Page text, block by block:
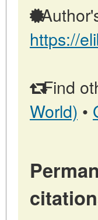
https://
Find
World) •